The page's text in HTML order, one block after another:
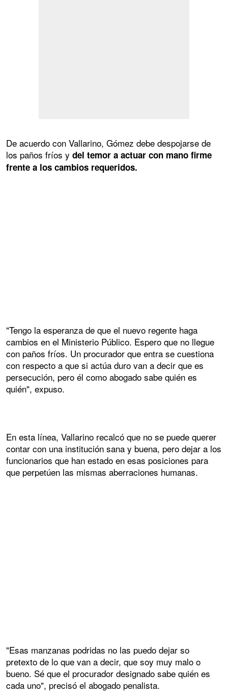
De acuerdo con Vallarino, Gómez debe despojarse de
los paños fríos y del temor a actuar con mano firme
frente a los cambios requeridos.
"Tengo la esperanza de que el nuevo regente haga
cambios en el Ministerio Público. Espero que no llegue
con paños fríos. Un procurador que entra se cuestiona
con respecto a que si actúa duro van a decir que es
persecución, pero él como abogado sabe quién es
quién", expuso.
En esta línea, Vallarino recalcó que no se puede querer
contar con una institución sana y buena, pero dejar a los
funcionarios que han estado en esas posiciones para
que perpetúen las mismas aberraciones humanas.
"Esas manzanas podridas no las puedo dejar so
pretexto de lo que van a decir, que soy muy malo o
bueno. Sé que el procurador designado sabe quién es
cada uno", precisó el abogado penalista.